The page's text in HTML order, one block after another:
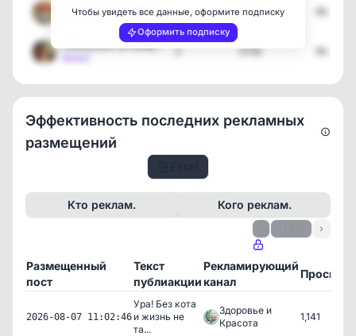
[max]
3 7119
Обезьянки на каждый день
3 4756
Чтобы увидеть все данные, оформите подписку
Оформить подписку
Эффективность последних рекламных
размещений
Кто реклам. Кого реклам.
›
Размещенный
пост
Текст
публиакции
Рекламирующий
канал
2026-08-07 11:02:46
Ура! Без кота
и жизнь не
та...
Здоровье и
Красота
1,141